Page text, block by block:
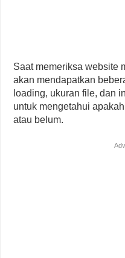
Saat memeriksa website
akan mendapatkan
loading, ukuran file, dan
untuk mengetahui
atau belum.